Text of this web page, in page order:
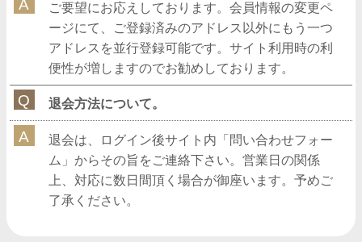
ご要望にお応えしております。会員情報の変更ペ
ージにて、ご登録済みのアドレス以外にもう一つ
アドレスを並行登録可能です。サイト利用時の利
便性が増しますのでお勧めしております。
退会方法について。
退会は、ログイン後サイト内「問い合わせフォー
ム」からその旨をご連絡下さい。営業日の関係
上、対応に数日間頂く場合が御座います。予めご
了承ください。